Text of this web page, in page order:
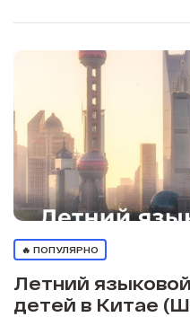
🔥 ПОПУЛЯРНО
Летний
детей в Китае